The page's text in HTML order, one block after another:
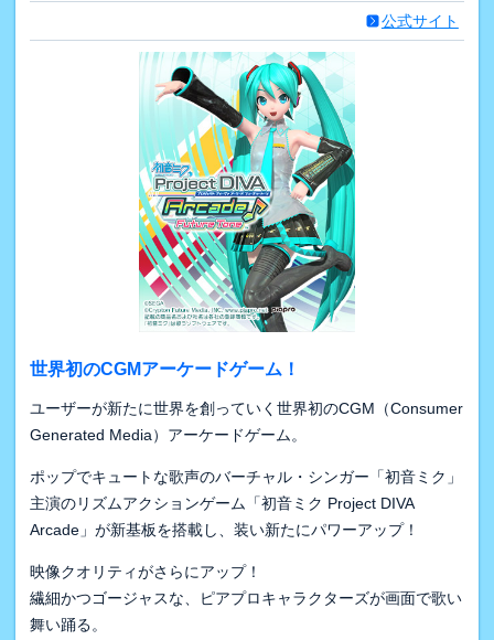
公式サイト
世界初のCGMアーケードゲーム！
ユーザーが新たに世界を創っていく世界初のCGM（Consumer
Generated Media）アーケードゲーム。
ポップでキュートな歌声のバーチャル・シンガー「初音ミク」
主演のリズムアクションゲーム「初音ミク Project DIVA
Arcade」が新基板を搭載し、装い新たにパワーアップ！
映像クオリティがさらにアップ！
繊細かつゴージャスな、ピアプロキャラクターズが画面で歌い
舞い踊る。